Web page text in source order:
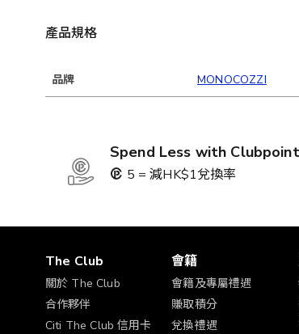
產品規格
品牌 MONOCOZZI
Spend Less with
5 = 減HK$1兌換率
The Club
關於 The Club
合作夥伴
Citi The Club 信用卡
會籍
會籍及專屬禮遇
賺取積分
兌換禮遇